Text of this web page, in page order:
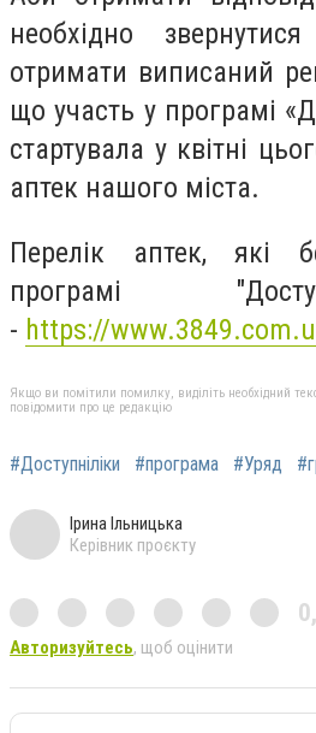
необхідно
отримати виписаний
що участь у програмі
стартувала у квітні
аптек нашого міста.
Перелік аптек, які
програмі
- https://
Якщо ви помітили помилку, виділіть необхідний
повідомити про це редакцію
#Доступніліки #програма #Уряд
Ірина Ільницька
Керівник проєкту
Авторизуйтесь, щоб оцінити